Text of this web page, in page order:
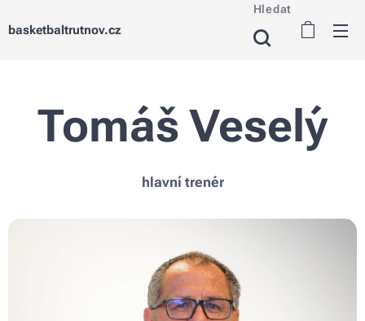
basketbaltrutnov.cz
Hledat
Tomáš Veselý
hlavní trenér